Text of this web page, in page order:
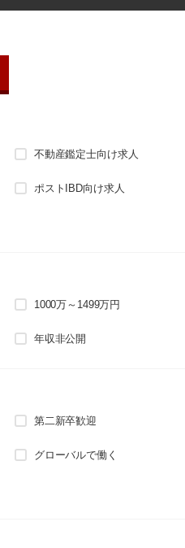
不動産鑑定士向け求人
ポストIBD向け求人
1000万～1499万円
年収非公開
第二新卒歓迎
グローバルで働く